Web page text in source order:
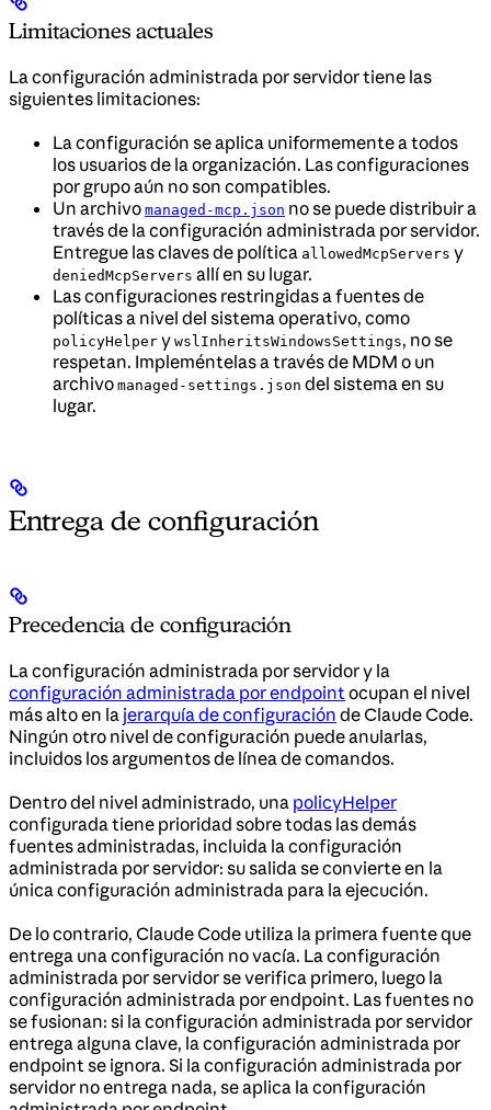
Limitaciones actuales
La configuración administrada por servidor tiene las
siguientes limitaciones:
La configuración se aplica uniformemente a todos
los usuarios de la organización. Las configuraciones
por grupo aún no son compatibles.
Un archivo managed-mcp.json no se puede distribuir a
través de la configuración administrada por servidor.
Entregue las claves de política allowedMcpServers y
deniedMcpServers allí en su lugar.
Las configuraciones restringidas a fuentes de
políticas a nivel del sistema operativo, como
policyHelper y wslInheritsWindowsSettings, no se
respetan. Impleméntelas a través de MDM o un
archivo managed-settings.json del sistema en su
lugar.
Entrega de configuración
Precedencia de configuración
La configuración administrada por servidor y la
configuración administrada por endpoint ocupan el nivel
más alto en la jerarquía de configuración de Claude Code.
Ningún otro nivel de configuración puede anularlas,
incluidos los argumentos de línea de comandos.
Dentro del nivel administrado, una policyHelper
configurada tiene prioridad sobre todas las demás
fuentes administradas, incluida la configuración
administrada por servidor: su salida se convierte en la
única configuración administrada para la ejecución.
De lo contrario, Claude Code utiliza la primera fuente que
entrega una configuración no vacía. La configuración
administrada por servidor se verifica primero, luego la
configuración administrada por endpoint. Las fuentes no
se fusionan: si la configuración administrada por servidor
entrega alguna clave, la configuración administrada por
endpoint se ignora. Si la configuración administrada por
servidor no entrega nada, se aplica la configuración